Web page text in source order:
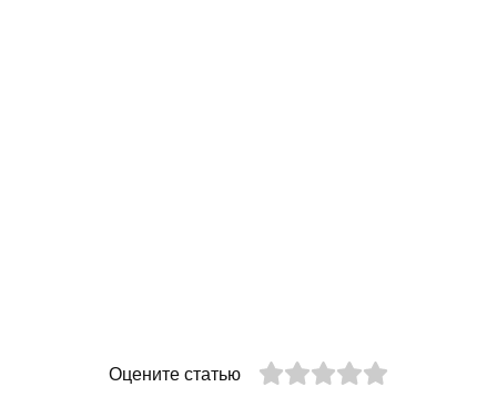
Оцените статью